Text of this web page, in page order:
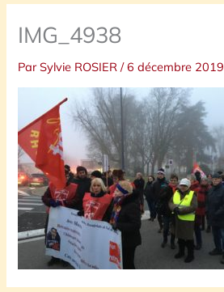
IMG_4938
ParSylvie ROSIER/6 décembre 2019